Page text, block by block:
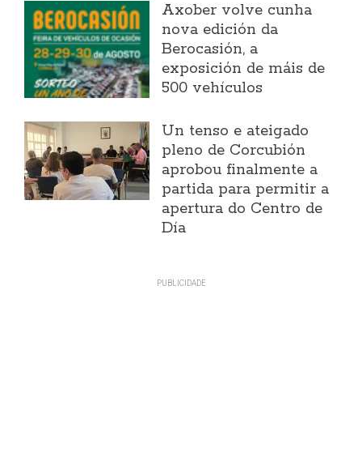
Axober volve cunha
nova edición da
Berocasión, a
exposición de máis de
500 vehículos
Un tenso e ateigado
pleno de Corcubión
aprobou finalmente a
partida para permitir a
apertura do Centro de
Día